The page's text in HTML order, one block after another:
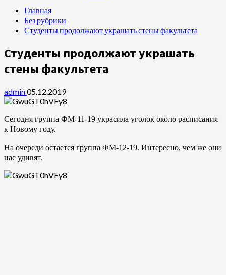
Главная
Без рубрики
Студенты продолжают украшать стены факультета
Студенты продолжают украшать
стены факультета
admin05.12.2019
Сегодня группа ФМ-11-19 украсила уголок около расписания
к Новому году.
На очереди остается группа ФМ-12-19. Интересно, чем же они
нас удивят.